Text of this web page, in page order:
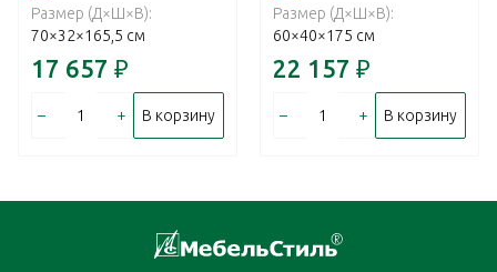
Размер (Д×Ш×В):
70×32×165,5 см
17 657 ₽
– + В корзину
Размер (Д×Ш×В):
60×40×175 см
22 157 ₽
– + В корзину